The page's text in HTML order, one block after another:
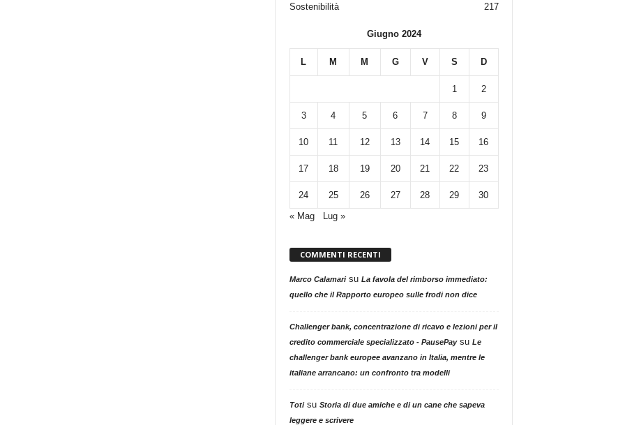
Sostenibilità
217
Giugno 2024
L M M G V S D
1 2
3 4 5 6 7 8 9
10 11 12 13 14 15 16
17 18 19 20 21 22 23
24 25 26 27 28 29
30
« Mag
Lug »
COMMENTI RECENTI
Marco Calamarisu La favola del rimborso immediato:
quello che il Rapporto europeo sulle frodi non dice
Challenger bank, concentrazione di ricavo e lezioni per il
credito commerciale specializzato - PausePaysu Le
challenger bank europee avanzano in Italia, mentre le
italiane arrancano: un confronto tra modelli
Totisu Storia di due amiche e di un cane che sapeva
leggere e scrivere